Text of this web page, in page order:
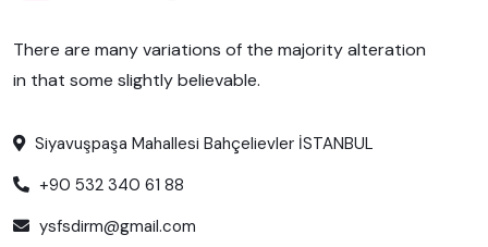
There are many variations of the majority alteration
in that some slightly believable.
Siyavuşpaşa Mahallesi Bahçelievler İSTANBUL
+90 532 340 61 88
ysfsdirm@gmail.com